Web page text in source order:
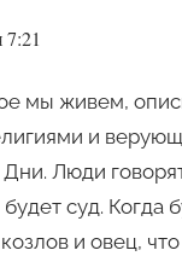
мы живем,
и
Люди
суд. Когда
и овец,